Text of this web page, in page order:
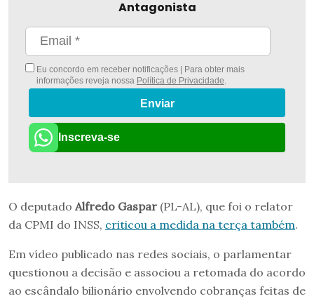
Antagonista
Eu concordo em receber notificações | Para obter mais
informações reveja nossa Política de Privacidade
Enviar
Inscreva-se
O deputado Alfredo Gaspar (PL-AL), que foi o relator
da CPMI do INSS, criticou a medida na terça também.
Em vídeo publicado nas redes sociais, o parlamentar
questionou a decisão e associou a retomada do acordo
ao escândalo bilionário envolvendo cobranças feitas de